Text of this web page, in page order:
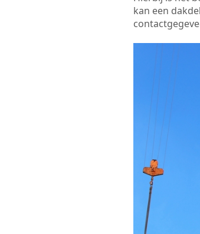
kan een